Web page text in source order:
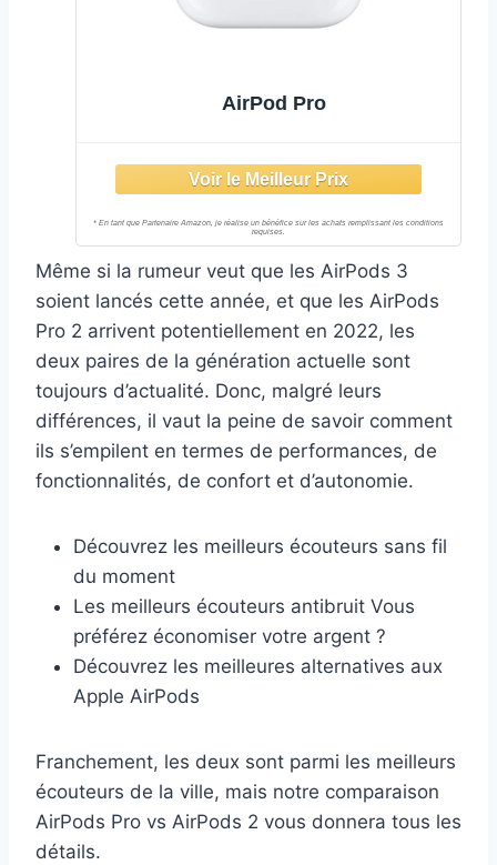
AirPod Pro
Même si la rumeur veut que les AirPods 3
soient lancés cette année, et que les AirPods
Pro 2 arrivent potentiellement en 2022, les
deux paires de la génération actuelle sont
toujours d’actualité. Donc, malgré leurs
différences, il vaut la peine de savoir comment
ils s’empilent en termes de performances, de
fonctionnalités, de confort et d’autonomie.
Découvrez les meilleurs écouteurs sans fil
du moment
Les meilleurs écouteurs antibruit Vous
préférez économiser votre argent ?
Découvrez les meilleures alternatives aux
Apple AirPods
Franchement, les deux sont parmi les meilleurs
écouteurs de la ville, mais notre comparaison
AirPods Pro vs AirPods 2 vous donnera tous les
détails.